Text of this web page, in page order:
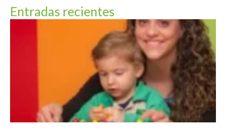
Entradas recientes